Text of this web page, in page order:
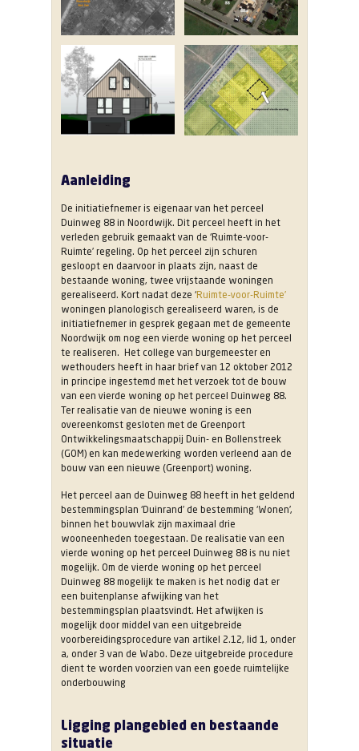
Aanleiding
De initiatiefnemer is eigenaar van het perceel
Duinweg 88 in Noordwijk. Dit perceel heeft in het
verleden gebruik gemaakt van de ‘Ruimte-voor-
Ruimte’ regeling. Op het perceel zijn schuren
gesloopt en daarvoor in plaats zijn, naast de
bestaande woning, twee vrijstaande woningen
gerealiseerd. Kort nadat deze ‘Ruimte-voor-Ruimte’
woningen planologisch gerealiseerd waren, is de
initiatiefnemer in gesprek gegaan met de gemeente
Noordwijk om nog een vierde woning op het perceel
te realiseren. Het college van burgemeester en
wethouders heeft in haar brief van 12 oktober 2012
in principe ingestemd met het verzoek tot de bouw
van een vierde woning op het perceel Duinweg 88.
Ter realisatie van de nieuwe woning is een
overeenkomst gesloten met de Greenport
Ontwikkelingsmaatschappij Duin- en Bollenstreek
(GOM) en kan medewerking worden verleend aan de
bouw van een nieuwe (Greenport) woning.
Het perceel aan de Duinweg 88 heeft in het geldend
bestemmingsplan ‘Duinrand’ de bestemming ‘Wonen’,
binnen het bouwvlak zijn maximaal drie
wooneenheden toegestaan. De realisatie van een
vierde woning op het perceel Duinweg 88 is nu niet
mogelijk. Om de vierde woning op het perceel
Duinweg 88 mogelijk te maken is het nodig dat er
een buitenplanse afwijking van het
bestemmingsplan plaatsvindt. Het afwijken is
mogelijk door middel van een uitgebreide
voorbereidingsprocedure van artikel 2.12, lid 1, onder
a, onder 3 van de Wabo. Deze uitgebreide procedure
dient te worden voorzien van een goede ruimtelijke
onderbouwing
Ligging plangebied en bestaande
situatie